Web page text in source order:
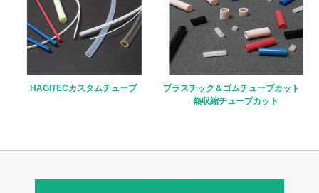
HAGITECカスタムチューブ
プラスチック＆ゴムチューブカット
熱収縮チューブカット